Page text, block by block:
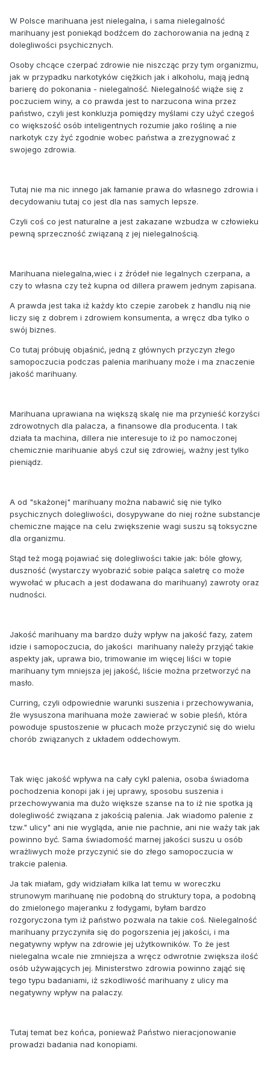
W Polsce marihuana jest nielegalna, i sama nielegalność
marihuany jest poniekąd bodźcem do zachorowania na jedną z
dolegliwości psychicznych.
Osoby chcące czerpać zdrowie nie niszcząc przy tym organizmu,
jak w przypadku narkotyków ciężkich jak i alkoholu, mają jedną
barierę do pokonania - nielegalność. Nielegalność wiąże się z
poczuciem winy, a co prawda jest to narzucona wina przez
państwo, czyli jest konkluzja pomiędzy myślami czy użyć czegoś
co większość osób inteligentnych rozumie jako roślinę a nie
narkotyk czy żyć zgodnie wobec państwa a zrezygnować z
swojego zdrowia.
Tutaj nie ma nic innego jak łamanie prawa do własnego zdrowia i
decydowaniu tutaj co jest dla nas samych lepsze.
Czyli coś co jest naturalne a jest zakazane wzbudza w człowieku
pewną sprzeczność związaną z jej nielegalnością.
Marihuana nielegalna,wiec i z źródeł nie legalnych czerpana, a
czy to własna czy też kupna od dillera prawem jednym zapisana.
A prawda jest taka iż każdy kto czepie zarobek z handlu nią nie
liczy się z dobrem i zdrowiem konsumenta, a wręcz dba tylko o
swój biznes.
Co tutaj próbuję objaśnić, jedną z głównych przyczyn złego
samopoczucia podczas palenia marihuany może i ma znaczenie
jakość marihuany.
Marihuana uprawiana na większą skalę nie ma przynieść korzyści
zdrowotnych dla palacza, a finansowe dla producenta. I tak
działa ta machina, dillera nie interesuje to iż po namoczonej
chemicznie marihuanie abyś czuł się zdrowiej, ważny jest tylko
pieniądz.
A od "skażonej" marihuany można nabawić się nie tylko
psychicznych dolegliwości, dosypywane do niej rożne substancje
chemiczne mające na celu zwiększenie wagi suszu są toksyczne
dla organizmu.
Stąd też mogą pojawiać się dolegliwości takie jak: bóle głowy,
duszność (wystarczy wyobrazić sobie paląca saletrę co może
wywołać w płucach a jest dodawana do marihuany) zawroty oraz
nudności.
Jakość marihuany ma bardzo duży wpływ na jakość fazy, zatem
idzie i samopoczucia, do jakości marihuany należy przyjąć takie
aspekty jak, uprawa bio, trimowanie im więcej liści w topie
marihuany tym mniejsza jej jakość, liście można przetworzyć na
masło.
Curring, czyli odpowiednie warunki suszenia i przechowywania,
źle wysuszona marihuana może zawierać w sobie pleśń, która
powoduje spustoszenie w płucach może przyczynić się do wielu
chorób związanych z układem oddechowym.
Tak więc jakość wpływa na cały cykl palenia, osoba świadoma
pochodzenia konopi jak i jej uprawy, sposobu suszenia i
przechowywania ma dużo większe szanse na to iż nie spotka ją
dolegliwość związana z jakością palenia. Jak wiadomo palenie z
tzw." ulicy" ani nie wygląda, anie nie pachnie, ani nie waży tak jak
powinno być. Sama świadomość marnej jakości suszu u osób
wrażliwych może przyczynić sie do złego samopoczucia w
trakcie palenia.
Ja tak miałam, gdy widziałam kilka lat temu w woreczku
strunowym marihuanę nie podobną do struktury topa, a podobną
do zmielonego majeranku z łodygami, byłam bardzo
rozgoryczona tym iż państwo pozwala na takie coś. Nielegalność
marihuany przyczyniła się do pogorszenia jej jakości, i ma
negatywny wpływ na zdrowie jej użytkowników. To że jest
nielegalna wcale nie zmniejsza a wręcz odwrotnie zwiększa ilość
osób używających jej. Ministerstwo zdrowia powinno zająć się
tego typu badaniami, iż szkodliwość marihuany z ulicy ma
negatywny wpływ na palaczy.
Tutaj temat bez końca, ponieważ Państwo nieracjonowanie
prowadzi badania nad konopiami.